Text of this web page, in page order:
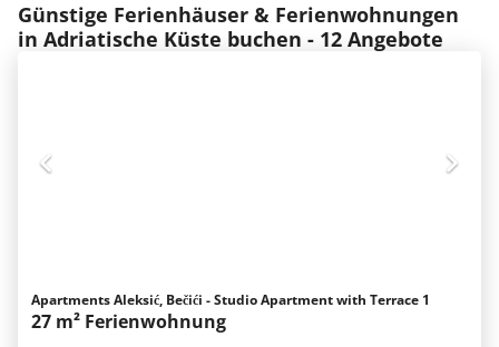
Günstige Ferienhäuser & Ferienwohnungen
in Adriatische Küste buchen - 12 Angebote
Apartments Aleksić, Bečići - Studio Apartment with Terrace 1
27 m² Ferienwohnung